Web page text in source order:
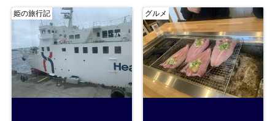
姫の旅行記 グルメ